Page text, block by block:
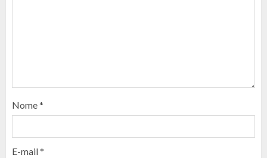
Nome*
E-mail*